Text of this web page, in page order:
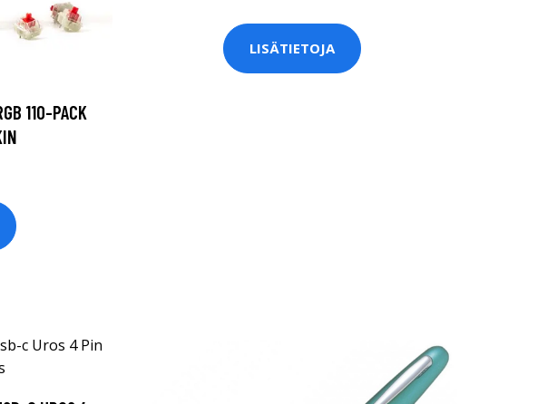
110-PACK
LISÄTIETOJA